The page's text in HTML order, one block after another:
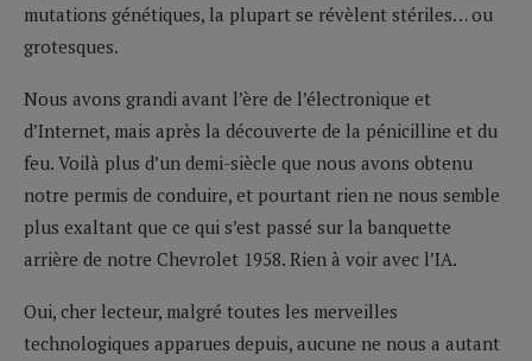
mutations génétiques, la plupart se révèlent stériles… ou
grotesques.
Nous avons grandi avant l’ère de l’électronique et
d’Internet, mais après la découverte de la pénicilline et du
feu. Voilà plus d’un demi-siècle que nous avons obtenu
notre permis de conduire, et pourtant rien ne nous semble
plus exaltant que ce qui s’est passé sur la banquette
arrière de notre Chevrolet 1958. Rien à voir avec l’IA.
Oui, cher lecteur, malgré toutes les merveilles
technologiques apparues depuis, aucune ne nous a autant